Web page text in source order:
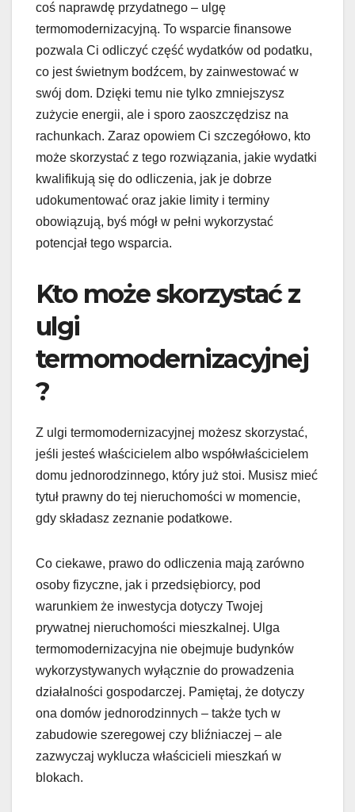
coś naprawdę przydatnego – ulgę
termomodernizacyjną. To wsparcie finansowe
pozwala Ci odliczyć część wydatków od podatku,
co jest świetnym bodźcem, by zainwestować w
swój dom. Dzięki temu nie tylko zmniejszysz
zużycie energii, ale i sporo zaoszczędzisz na
rachunkach. Zaraz opowiem Ci szczegółowo, kto
może skorzystać z tego rozwiązania, jakie wydatki
kwalifikują się do odliczenia, jak je dobrze
udokumentować oraz jakie limity i terminy
obowiązują, byś mógł w pełni wykorzystać
potencjał tego wsparcia.
Kto może skorzystać z
ulgi
termomodernizacyjnej
?
Z ulgi termomodernizacyjnej możesz skorzystać,
jeśli jesteś właścicielem albo współwłaścicielem
domu jednorodzinnego, który już stoi. Musisz mieć
tytuł prawny do tej nieruchomości w momencie,
gdy składasz zeznanie podatkowe.
Co ciekawe, prawo do odliczenia mają zarówno
osoby fizyczne, jak i przedsiębiorcy, pod
warunkiem że inwestycja dotyczy Twojej
prywatnej nieruchomości mieszkalnej. Ulga
termomodernizacyjna nie obejmuje budynków
wykorzystywanych wyłącznie do prowadzenia
działalności gospodarczej. Pamiętaj, że dotyczy
ona domów jednorodzinnych – także tych w
zabudowie szeregowej czy bliźniaczej – ale
zazwyczaj wyklucza właścicieli mieszkań w
blokach.